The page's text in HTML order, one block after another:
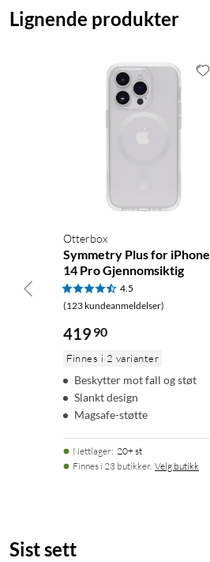
Lignende produkter
Otterbox
Symmetry Plus for iPhone
14 Pro Gjennomsiktig
4.5
(123 kundeanmeldelser)
419 90
Finnes i 2 varianter
Beskytter mot fall og støt
Slankt design
Magsafe-støtte
Nettlager: 20+ st
Finnes i 23 butikker. Velg butikk
Sist sett